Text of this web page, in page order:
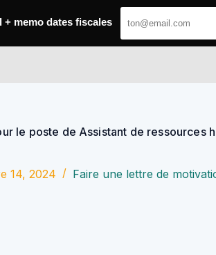
le poste de Assistant de ressources
14, 2024 Faire une lettre de
+ memo dates fiscales